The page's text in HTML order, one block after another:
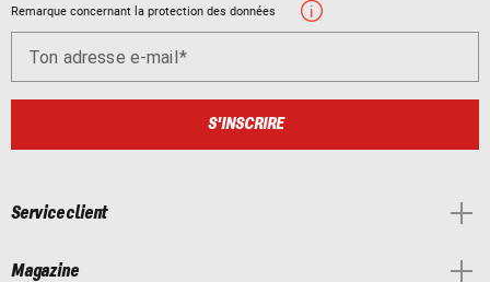
Remarque concernant la protection des données
Ton adresse e-mail
S'INSCRIRE
Service client
Magazine